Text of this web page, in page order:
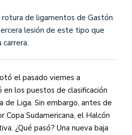
rotura de ligamentos de Gastón
lesión de este tipo que
carrera.
el pasado viernes a
los puestos de clasificación
de Liga. Sin embargo, antes de
Sudamericana, el Halcón
¿Qué pasó? Una nueva baja